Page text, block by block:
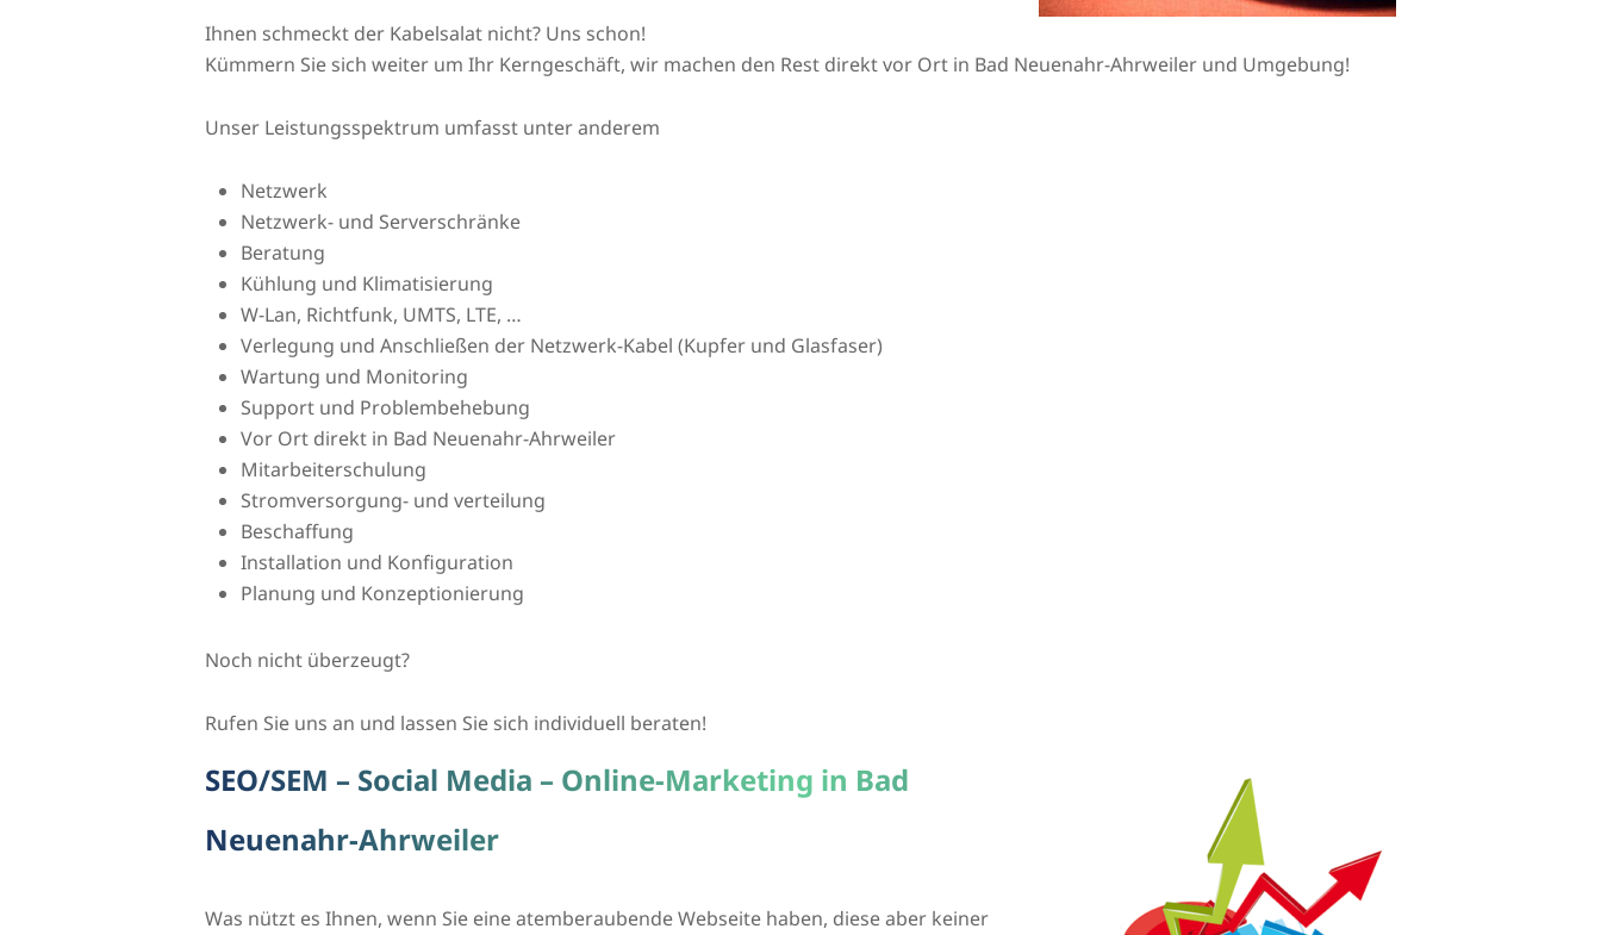
Ihnen schmeckt der Kabelsalat nicht? Uns schon!
Kümmern Sie sich weiter um Ihr Kerngeschäft, wir machen den Rest direkt vor Ort in Bad Neuenahr-Ahrweiler und Umgebung!
Unser Leistungsspektrum umfasst unter anderem
Netzwerk
Netzwerk- und Serverschränke
Beratung
Kühlung und Klimatisierung
W-Lan, Richtfunk, UMTS, LTE, …
Verlegung und Anschließen der Netzwerk-Kabel (Kupfer und Glasfaser)
Wartung und Monitoring
Support und Problembehebung
Vor Ort direkt in Bad Neuenahr-Ahrweiler
Mitarbeiterschulung
Stromversorgung- und verteilung
Beschaffung
Installation und Konfiguration
Planung und Konzeptionierung
Noch nicht überzeugt?
Rufen Sie uns an und lassen Sie sich individuell beraten!
SEO/SEM – Social Media – Online-Marketing in Bad
Neuenahr-Ahrweiler
Was nützt es Ihnen, wenn Sie eine atemberaubende Webseite haben, diese aber keiner